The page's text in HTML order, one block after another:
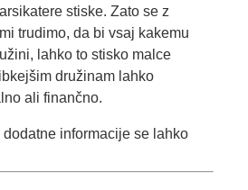
stiske. Zato se z
trudimo, da bi vsaj kakemu
lahko to stisko malce
družinam lahko
ali finančno.
informacije se lahko